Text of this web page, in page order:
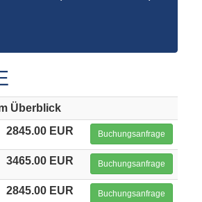
Überblick
2845.00 EUR Buchungsanfrage
3465.00 EUR Buchungsanfrage
2845.00 EUR Buchungsanfrage